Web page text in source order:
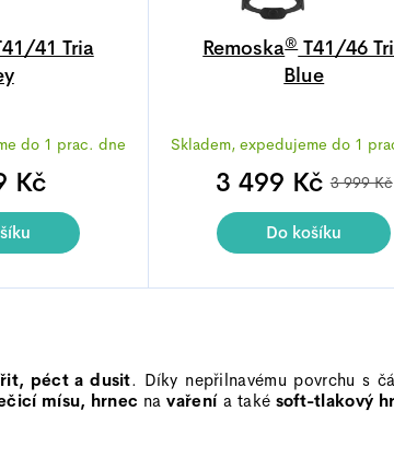
41 Tria
do 1 prac. dne
Kč
Remoska®T41/46
Blue
produktu
4,8
z
5
Skladem, expedujeme do 1
3 499 Kč 3 999 Kč
Do košíku
l
á
péct a dusit. Díky nepřilnavému povrchu s
mísu, hrnec navařenía také soft-tlakový